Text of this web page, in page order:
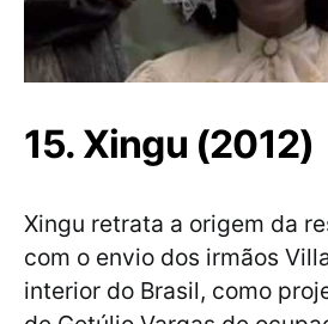
15. Xingu (2012)
Xingu retrata a origem da
com o envio dos irmãos
interior do Brasil, como